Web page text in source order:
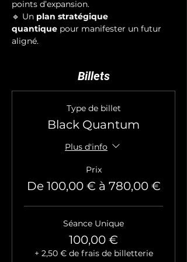
points d’expansion.
🔹 Un plan stratégique
quantique pour manifester un futur
aligné.
Billets
Type de billet
Black Quantum
Plus d'info
Prix
De 100,00 € à 780,00 €
Séance Unique
100,00 €
+ 2,50 € de frais de billetterie